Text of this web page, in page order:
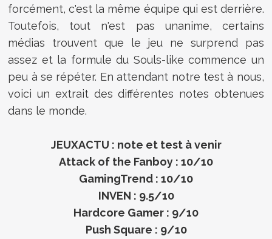
forcément, c'est la même équipe qui est derrière.
Toutefois, tout n'est pas unanime, certains
médias trouvent que le jeu ne surprend pas
assez et la formule du Souls-like commence un
peu à se répéter. En attendant notre test à nous,
voici un extrait des différentes notes obtenues
dans le monde.
JEUXACTU : note et test à venir
Attack of the Fanboy : 10/10
GamingTrend : 10/10
INVEN : 9.5/10
Hardcore Gamer : 9/10
Push Square : 9/10